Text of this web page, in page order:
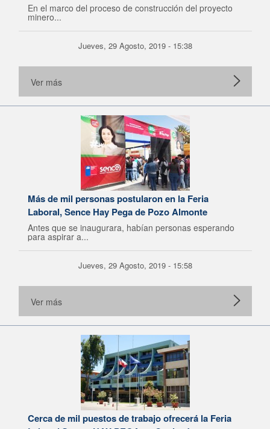
En el marco del proceso de construcción del proyecto
minero...
Jueves, 29 Agosto, 2019 - 15:38
Ver más
Más de mil personas postularon en la Feria
Laboral, Sence Hay Pega de Pozo Almonte
Antes que se inaugurara, habían personas esperando
para aspirar a...
Jueves, 29 Agosto, 2019 - 15:58
Ver más
Cerca de mil puestos de trabajo ofrecerá la Feria